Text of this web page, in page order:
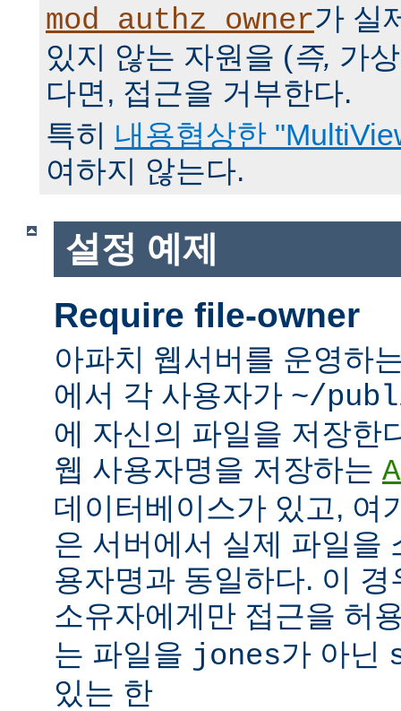
mod_authz_owner가 실
있지 않는 자원을 (즉, 가
다면, 접근을 거부한다.
특히 내용협상한
여하지 않는다.
설정 예제
Require file-owner
아파치 웹서버를 운영하
에서 각 사용자가 ~/
에 자신의 파일을 저장한
웹 사용자명을 저장하는
데이터베이스가 있고, 여
은 서버에서 실제 파일을
용자명과 동일하다. 이
소유자에게만 접근을 허
는 파일을 jones가 아닌
있는 한